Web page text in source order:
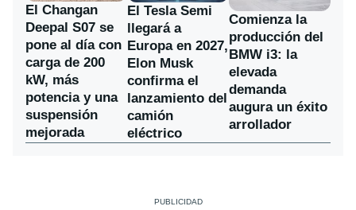
El Changan
Deepal S07 se
pone al día con
carga de 200
kW, más
potencia y una
suspensión
mejorada
El Tesla Semi
llegará a
Europa en 2027,
Elon Musk
confirma el
lanzamiento del
camión
eléctrico
Comienza la
producción del
BMW i3: la
elevada
demanda
augura un éxito
arrollador